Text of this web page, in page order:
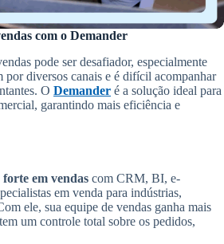
com o Demander
pode ser desafiador, especialmente
por diversos canais e é difícil acompanhar
O Demander é a solução ideal para
garantindo mais eficiência e
em vendas com CRM, BI, e-
em venda para indústrias,
ele, sua equipe de vendas ganha mais
um controle total sobre os pedidos,